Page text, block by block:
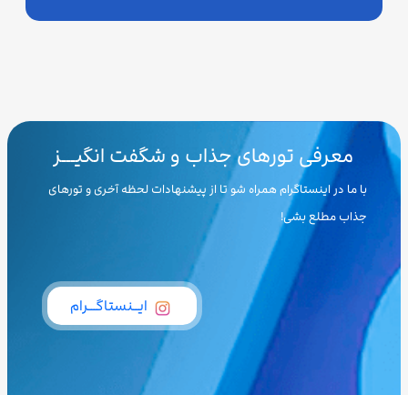
معرفی تورهای جذاب و شگفت انگیـــز
با ما در اینستاگرام همراه شو تا از پیشنهادات لحظه آخری و تورهای
جذاب مطلع بشی!
ایــنستاگـــرام